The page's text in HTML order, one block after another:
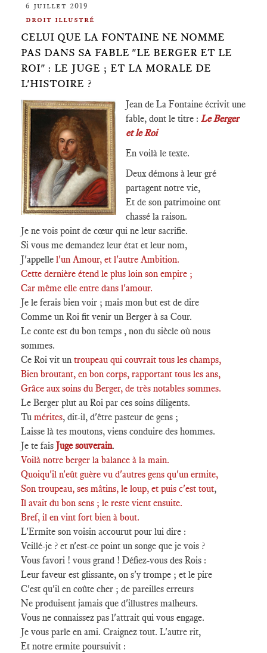
6 juillet 2019
droit illustré
CELUI QUE LA FONTAINE NE NOMME
PAS DANS SA FABLE "LE BERGER ET LE
ROI" : LE JUGE ; ET LA MORALE DE
L'HISTOIRE ?
Jean de La Fontaine écrivit une
fable, dont le titre : Le Berger
et le Roi
En voilà le texte.
Deux démons à leur gré
partagent notre vie,
Et de son patrimoine ont
chassé la raison.
Je ne vois point de cœur qui ne leur sacrifie.
Si vous me demandez leur état et leur nom,
J'appelle l'un Amour, et l'autre Ambition.
Cette dernière étend le plus loin son empire ;
Car même elle entre dans l'amour.
Je le ferais bien voir ; mais mon but est de dire
Comme un Roi fit venir un Berger à sa Cour.
Le conte est du bon temps , non du siècle où nous
sommes.
Ce Roi vit un troupeau qui couvrait tous les champs,
Bien broutant, en bon corps, rapportant tous les ans,
Grâce aux soins du Berger, de très notables sommes.
Le Berger plut au Roi par ces soins diligents.
Tu mérites, dit-il, d'être pasteur de gens ;
Laisse là tes moutons, viens conduire des hommes.
Je te fais Juge souverain.
Voilà notre berger la balance à la main.
Quoiqu'il n'eût guère vu d'autres gens qu'un ermite,
Son troupeau, ses mâtins, le loup, et puis c'est tout,
Il avait du bon sens ; le reste vient ensuite.
Bref, il en vint fort bien à bout.
L'Ermite son voisin accourut pour lui dire :
Veillé-je ? et n'est-ce point un songe que je vois ?
Vous favori ! vous grand ! Défiez-vous des Rois :
Leur faveur est glissante, on s'y trompe ; et le pire
C'est qu'il en coûte cher ; de pareilles erreurs
Ne produisent jamais que d'illustres malheurs.
Vous ne connaissez pas l'attrait qui vous engage.
Je vous parle en ami. Craignez tout. L'autre rit,
Et notre ermite poursuivit :